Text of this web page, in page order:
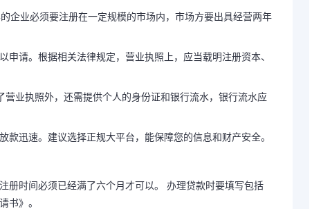
企业必须要注册在一定规模的市场内，市场方要出具经营两年
请。根据相关法律规定，营业执照上，应当载明注册资本、
业执照外，还需提供个人的身份证和银行流水，银行流水应
迅速。建议选择正规大平台，能保障您的信息和财产安全。
册时间必须已经满了六个月才可以。 办理贷款时要填写包括
书》。
多